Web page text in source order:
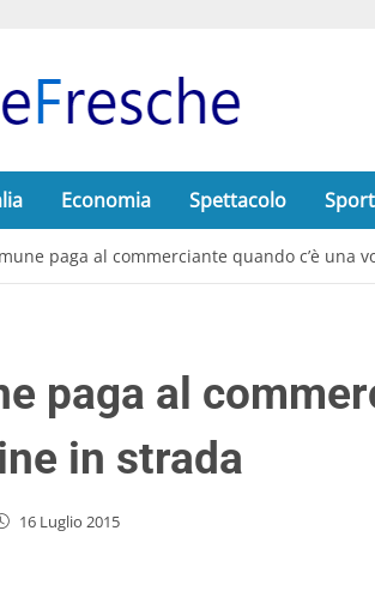
Economia Spettacolo Sport
paga al commerciante quando c’è una
paga al
in strada
16 Luglio 2015